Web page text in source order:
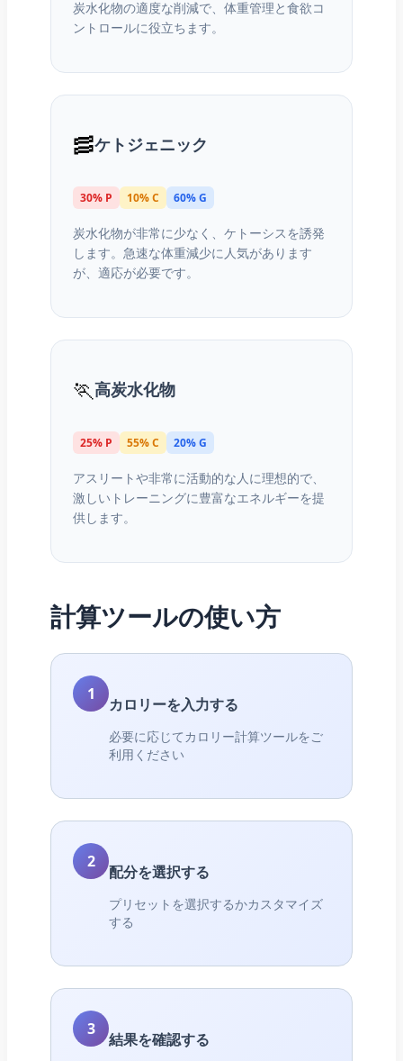
炭水化物の適度な削減で、体重管理と食欲コ
ントロールに役立ちます。
🥓ケトジェニック
30% P 10% C 60% G
炭水化物が非常に少なく、ケトーシスを誘発
します。急速な体重減少に人気があります
が、適応が必要です。
🏃高炭水化物
25% P 55% C 20% G
アスリートや非常に活動的な人に理想的で、
激しいトレーニングに豊富なエネルギーを提
供します。
計算ツールの使い方
1
カロリーを入力する
必要に応じてカロリー計算ツールをご
利用ください
2
配分を選択する
プリセットを選択するかカスタマイズ
する
3
結果を確認する